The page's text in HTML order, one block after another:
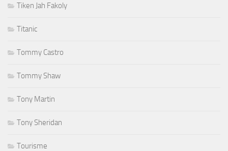
Tiken Jah Fakoly
Titanic
Tommy Castro
Tommy Shaw
Tony Martin
Tony Sheridan
Tourisme